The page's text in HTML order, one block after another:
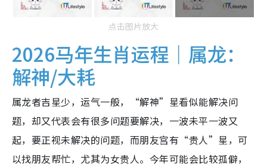
点击图片放大
2026马年生肖运程｜属龙：
解神/大耗
属龙者吉星少，运气一般，“解神”星看似能解决问
题，却又代表会有很多问题要解决，一波未平一波又
起，要正视未解决的问题，而朋友宫有“贵人”星，可
以找朋友帮忙，尤其为女贵人。今年可能会比较孤僻，